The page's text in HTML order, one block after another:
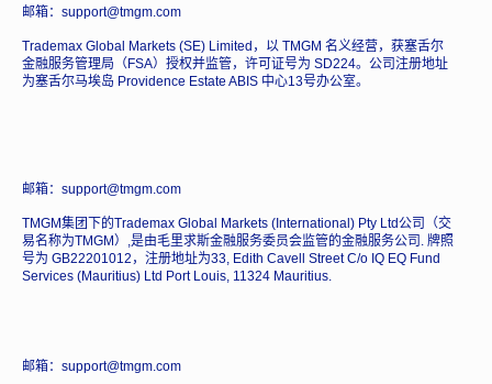
邮箱：support@tmgm.com
Trademax Global Markets (SE) Limited，以 TMGM 名义经营，获塞舌尔
金融服务管理局（FSA）授权并监管，许可证号为 SD224。公司注册地址
为塞舌尔马埃岛 Providence Estate ABIS 中心13号办公室。
邮箱：support@tmgm.com
TMGM集团下的Trademax Global Markets (International) Pty Ltd公司（交
易名称为TMGM）,是由毛里求斯金融服务委员会监管的金融服务公司. 牌照
号为 GB22201012，注册地址为33, Edith Cavell Street C/o IQ EQ Fund
Services (Mauritius) Ltd Port Louis, 11324 Mauritius.
邮箱：support@tmgm.com